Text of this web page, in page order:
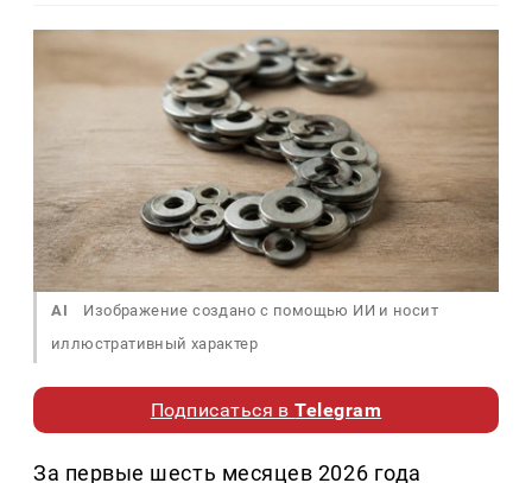
AI
Изображение создано с помощью ИИ и носит
иллюстративный характер
Подписаться вTelegram
За первые шесть месяцев 2026 года